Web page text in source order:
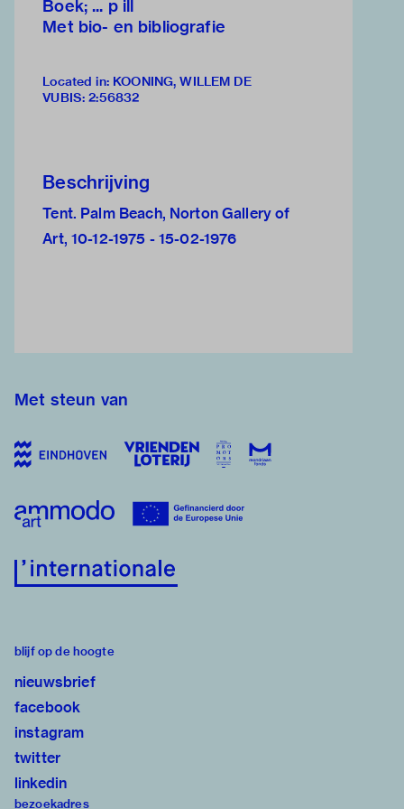
Boek; ... p ill
Met bio- en bibliografie
Located in: KOONING, WILLEM DE
VUBIS: 2:56832
Beschrijving
Tent. Palm Beach, Norton Gallery of
Art, 10-12-1975 - 15-02-1976
Met steun van
blijf op de hoogte
nieuwsbrief
facebook
instagram
twitter
linkedin
bezoekadres